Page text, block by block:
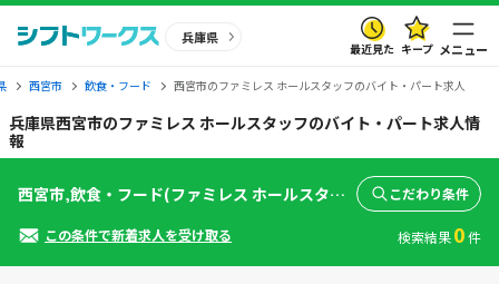
兵庫県
最近見た キープ メニュー
西宮市 飲食・フード 西宮市のファミレス ホールスタッフのバイト・パート求人
兵庫県西宮市のファミレス ホールスタッフのバイト・パート求人情
報
西宮市,飲食・フード(ファミレス ホールスタッフ) こだわり条件
この条件で新着求人を受け取る 検索結果0件